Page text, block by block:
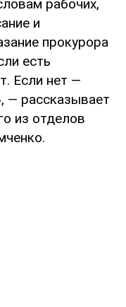
рабочих,
и
прокурора
есть
Если нет —
— рассказывает
из отделов